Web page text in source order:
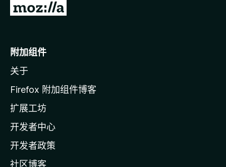
转
o
i
l
a
主
页
附加组件
关于
Firefox 附加组件博客
扩展工坊
开发者中心
开发者政策
社区博客